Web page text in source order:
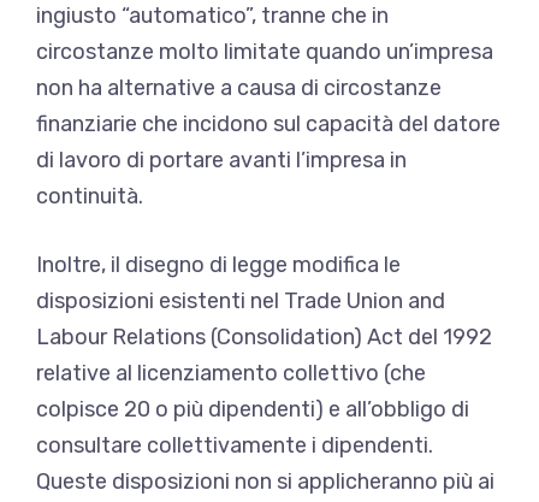
ingiusto “automatico”, tranne che in
circostanze molto limitate quando un’impresa
non ha alternative a causa di circostanze
finanziarie che incidono sul capacità del datore
di lavoro di portare avanti l’impresa in
continuità.
Inoltre, il disegno di legge modifica le
disposizioni esistenti nel Trade Union and
Labour Relations (Consolidation) Act del 1992
relative al licenziamento collettivo (che
colpisce 20 o più dipendenti) e all’obbligo di
consultare collettivamente i dipendenti.
Queste disposizioni non si applicheranno più ai